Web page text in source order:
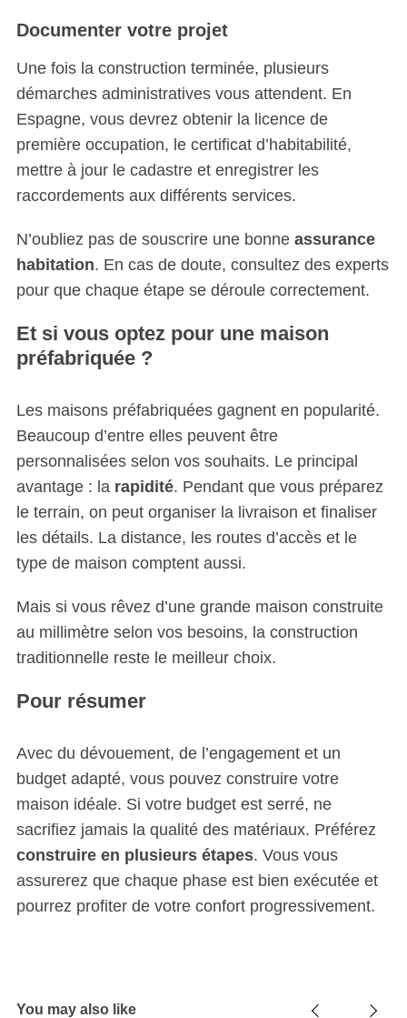
Documenter votre projet
Une fois la construction terminée, plusieurs
démarches administratives vous attendent. En
Espagne, vous devrez obtenir la licence de
première occupation, le certificat d’habitabilité,
mettre à jour le cadastre et enregistrer les
raccordements aux différents services.
N’oubliez pas de souscrire une bonne assurance
habitation. En cas de doute, consultez des experts
pour que chaque étape se déroule correctement.
Et si vous optez pour une maison
préfabriquée ?
Les maisons préfabriquées gagnent en popularité.
Beaucoup d’entre elles peuvent être
personnalisées selon vos souhaits. Le principal
avantage : la rapidité. Pendant que vous préparez
le terrain, on peut organiser la livraison et finaliser
les détails. La distance, les routes d’accès et le
type de maison comptent aussi.
Mais si vous rêvez d’une grande maison construite
au millimètre selon vos besoins, la construction
traditionnelle reste le meilleur choix.
Pour résumer
Avec du dévouement, de l’engagement et un
budget adapté, vous pouvez construire votre
maison idéale. Si votre budget est serré, ne
sacrifiez jamais la qualité des matériaux. Préférez
construire en plusieurs étapes. Vous vous
assurerez que chaque phase est bien exécutée et
pourrez profiter de votre confort progressivement.
You may also like
a
h
f
o